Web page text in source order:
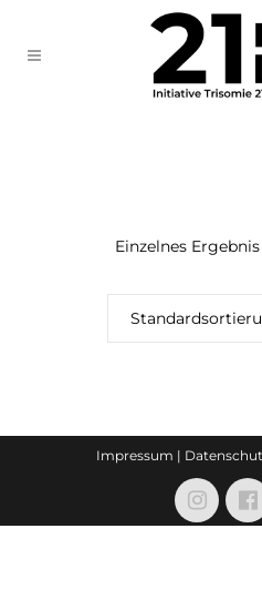
Einzelnes
Impressum |